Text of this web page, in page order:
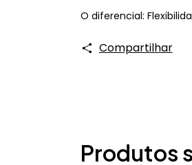
O diferencial:
Compartilhar
Produtos